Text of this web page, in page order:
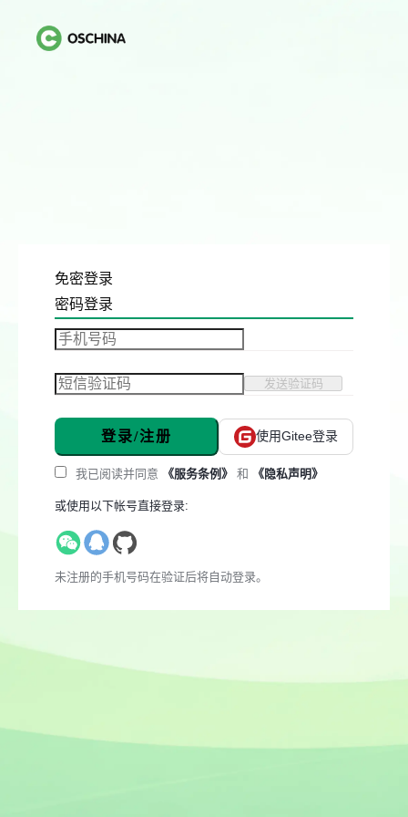
免密登录
密码登录
发送验证码
登录/注册 使用Gitee登录
我已阅读并同意 《服务条例》 和 《隐私声明》
或使用以下帐号直接登录:
未注册的手机号码在验证后将自动登录。